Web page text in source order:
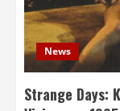
News
Strange Days: